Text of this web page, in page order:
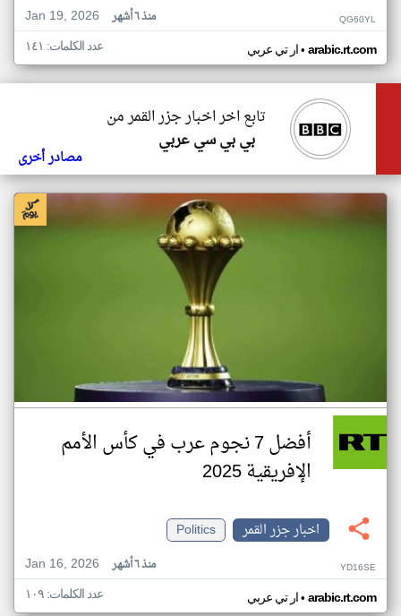
Jan 19, 2026
منذ ٦ أشهر QG60YL
ار تي عربي• arabic.rt.com عدد الكلمات: ١٤١
تابع اخر اخبار جزر القمر من
بي بي سي عربي
مصادر أخرى
أفضل 7 نجوم عرب في كأس الأمم
الإفريقية 2025
اخبار جزر القمر
Politics
Jan 16, 2026
منذ ٦ أشهر YD16SE
ار تي عربي• arabic.rt.com عدد الكلمات: ١٠٩